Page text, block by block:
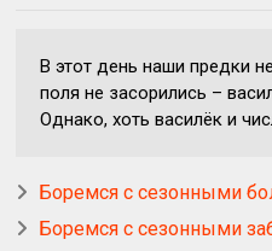
В этот день наши предки
поля не засорились –
Однако, хоть василёк и
Боремся с сезонными
Боремся с сезонными